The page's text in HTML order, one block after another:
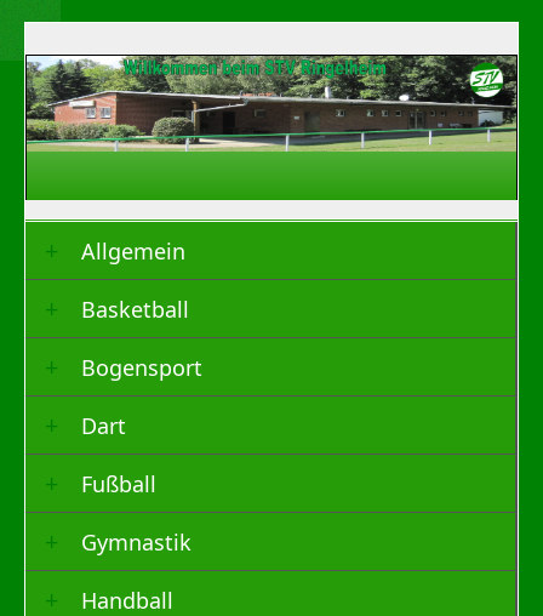
Allgemein
Basketball
Bogensport
Dart
Fußball
Gymnastik
Handball